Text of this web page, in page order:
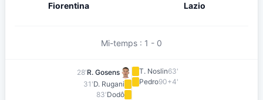
Fiorentina Lazio
Mi-temps : 1 - 0
R. Gosens
28'
D. Rugani
31'
Dodô
83'
T. Noslin63'
Pedro90+4'